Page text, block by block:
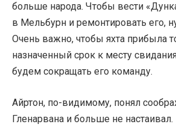
больше народа. Чтобы вести
в Мельбурн и ремонтировать его,
Очень важно, чтобы яхта прибыла
назначенный срок к месту
будем сокращать его команду.
Айртон, по-видимому, понял
Гленарвана и больше не настаивал.